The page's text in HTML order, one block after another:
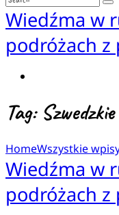
Wiedźma w
podróżach z
Tag:
HomeWszystkie
Wiedźma w
podróżach z